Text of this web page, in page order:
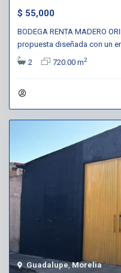
$ 55,000
BODEGA RENTA MADERO
propuesta diseñada con un
2
720.00 m2
Guadalupe,Morelia